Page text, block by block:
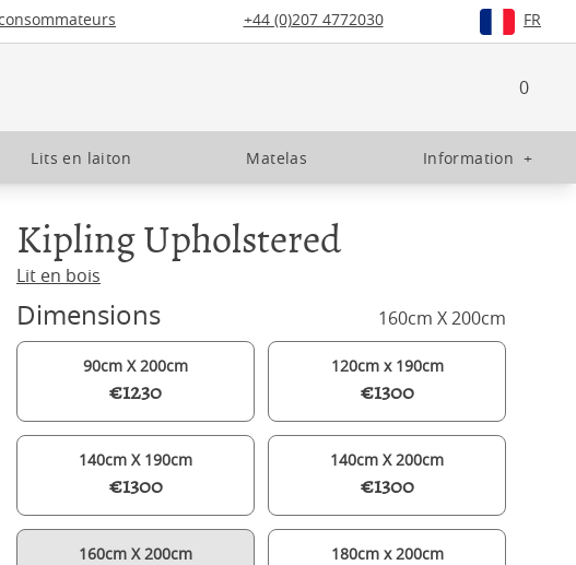
+44 (0)207 4772030 FR
0
Lits en laiton Matelas Information +
Kipling Upholstered
Lit en bois
Dimensions 160cm X 200cm
90cm X 200cm
€1230
120cm x 190cm
€1300
140cm X 190cm
€1300
140cm X 200cm
€1300
160cm X 200cm 180cm x 200cm